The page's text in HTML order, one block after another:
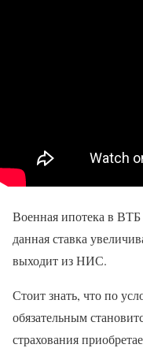
Военная ипотека в
данная ставка
выходит из НИС.
Стоит знать, что по
обязательным
страхования